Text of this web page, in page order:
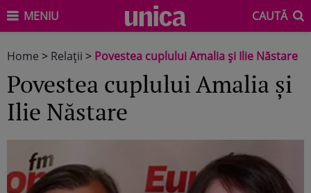
MENIU CAUTĂ
Home > Relaţii > Povestea cuplului Amalia şi Ilie Năstare
Povestea cuplului Amalia şi
Ilie Năstare